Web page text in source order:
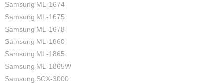
Samsung ML-1674
Samsung ML-1675
Samsung ML-1678
Samsung ML-1860
Samsung ML-1865
Samsung ML-1865W
Samsung SCX-3000